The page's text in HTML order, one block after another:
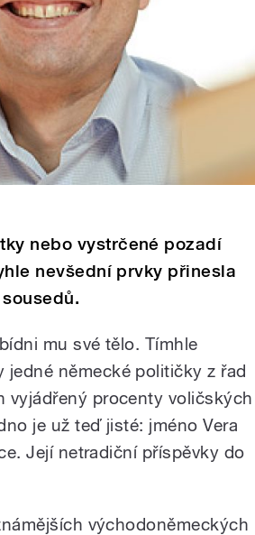
nebo vystrčené pozadí
nevšední prvky přinesla
mu své tělo. Tímhle
jedné německé političky z řad
vyjádřený procenty voličských
je už teď jisté: jméno Vera
Její netradiční příspěvky do
východoněmeckých